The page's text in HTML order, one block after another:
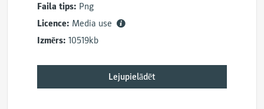
Faila tips: Png
Licence: Media use
Izmērs: 10519kb
Lejupielādēt